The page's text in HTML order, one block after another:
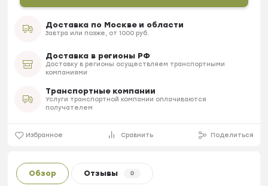
Доставка по Москве и области
Завтра или позже, от 1000 руб.
Доставка в регионы РФ
Доставку в регионы осуществляем транспортными
компаниями
Транспортные компании
Услуги транспортной компании оплачиваются
получателем
Избранное Сравнить Поделиться
Обзор Отзывы 0